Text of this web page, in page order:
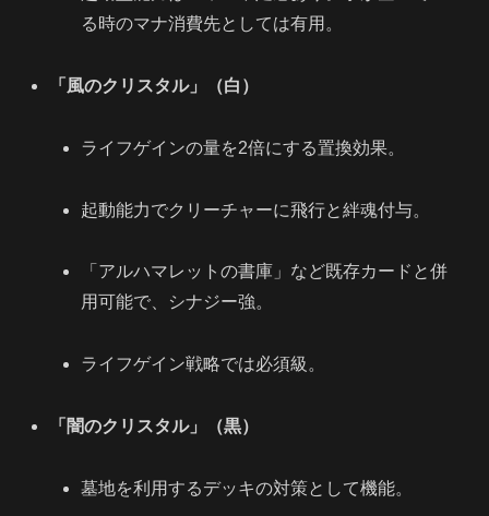
る時のマナ消費先としては有用。
「風のクリスタル」（白）
ライフゲインの量を2倍にする置換効果。
起動能力でクリーチャーに飛行と絆魂付与。
「アルハマレットの書庫」など既存カードと併
用可能で、シナジー強。
ライフゲイン戦略では必須級。
「闇のクリスタル」（黒）
墓地を利用するデッキの対策として機能。